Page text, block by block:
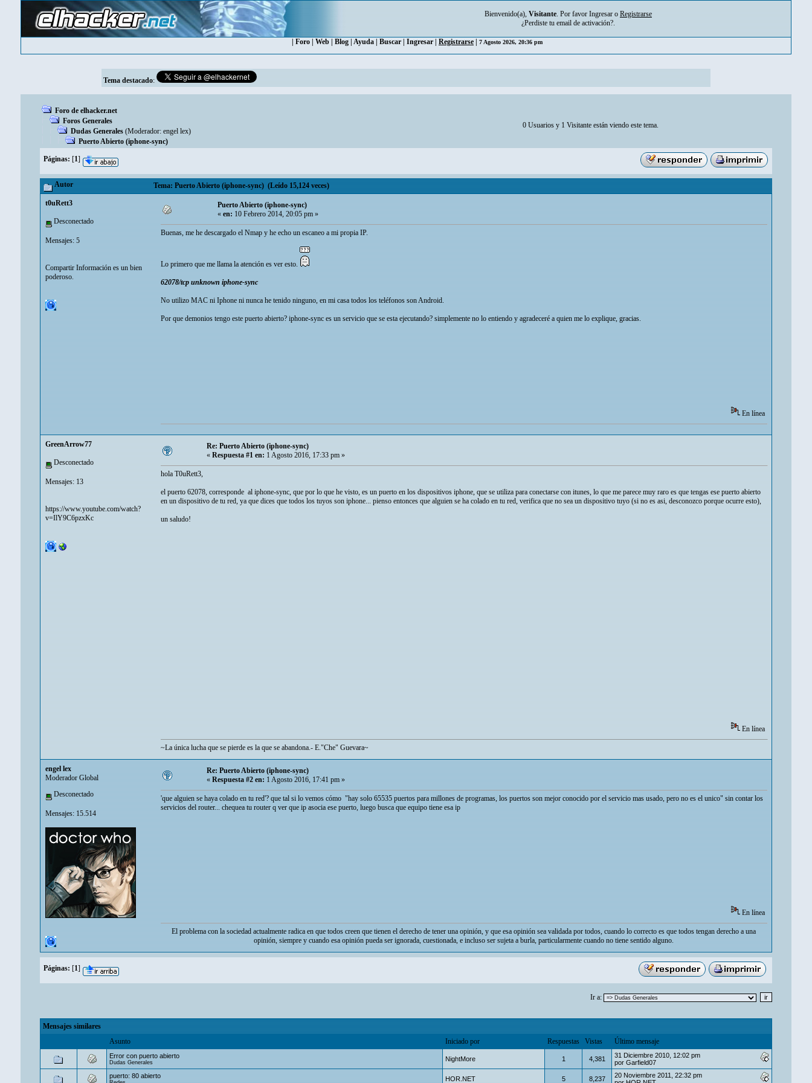
Bienvenido(a), Visitante. Por favor Ingresar o Registrarse
¿Perdiste tu email de activación?.
Foro Web Blog Ayuda Buscar Ingresar Registrarse 7 Agosto 2026, 20:36 pm
Tema destacado:
Foro de elhacker.net
Foros Generales
Dudas Generales (Moderador: engel lex)
Puerto Abierto (iphone-sync)
0 Usuarios y 1 Visitante están viendo este tema.
Páginas: [1]
Autor Tema: Puerto Abierto (iphone-sync) (Leído 15,124 veces)
t0uRett3
Desconectado
Mensajes: 5
Compartir Información es un bien
poderoso.
Puerto Abierto (iphone-sync)
«en:10 Febrero 2014, 20:05 pm »
Buenas, me he descargado el Nmap y he echo un escaneo a mi propia IP.
Lo primero que me llama la atención es ver esto.
62078/tcp unknown iphone-sync
No utilizo MAC ni Iphone ni nunca he tenido ninguno, en mi casa todos los teléfonos son Android.
Por que demonios tengo este puerto abierto? iphone-sync es un servicio que se esta ejecutando? simplemente no lo entiendo y agradeceré a quien me lo explique, gracias.
En línea
GreenArrow77
Desconectado
Mensajes: 13
https://www.youtube.com/watch?
v=IlY9C6pzxKc
Re: Puerto Abierto (iphone-sync)
« Respuesta #1 en: 1 Agosto 2016, 17:33 pm »
hola T0uRett3,
el puerto 62078, corresponde al iphone-sync, que por lo que he visto, es un puerto en los dispositivos iphone, que se utiliza para conectarse con itunes, lo que me parece muy raro es que tengas ese puerto abierto
en un dispositivo de tu red, ya que dices que todos los tuyos son iphone... pienso entonces que alguien se ha colado en tu red, verifica que no sea un dispositivo tuyo (si no es asi, desconozco porque ocurre esto),
un saludo!
En línea
~La única lucha que se pierde es la que se abandona.- E."Che" Guevara~
engel lex
Moderador Global
Desconectado
Mensajes: 15.514
Re: Puerto Abierto (iphone-sync)
«Respuesta #2 en:1 Agosto 2016, 17:41 pm »
'que alguien se haya colado en tu red'? que tal si lo vemos cómo "hay solo 65535 puertos para millones de programas, los puertos son mejor conocido por el servicio mas usado, pero no es el unico" sin contar los
servicios del router... chequea tu router q ver que ip asocia ese puerto, luego busca que equipo tiene esa ip
En línea
El problema con la sociedad actualmente radica en que todos creen que tienen el derecho de tener una opinión, y que esa opinión sea validada por todos, cuando lo correcto es que todos tengan derecho a una
opinión, siempre y cuando esa opinión pueda ser ignorada, cuestionada, e incluso ser sujeta a burla, particularmente cuando no tiene sentido alguno.
Páginas: [1]
Ir a:
Mensajes similares
Asunto
Iniciado por Respuestas Vistas Último mensaje
Error con puerto abierto
Dudas Generales NightMore 1 4,381
31 Diciembre 2010, 12:02 pm
por Garfield07
puerto: 80 abierto
HOR.NET 5 8,237
20 Noviembre 2011, 22:32 pm